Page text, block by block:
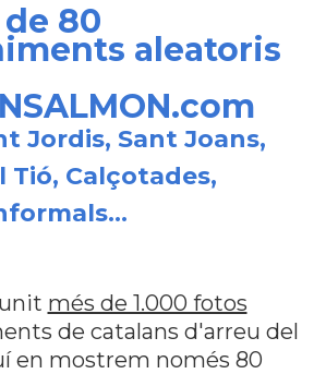
80
aleatoris
Jordis, Sant Joans,
Tió, Calçotades,
més de 1.000 fotos
de catalans d'arreu del
en mostrem només 80